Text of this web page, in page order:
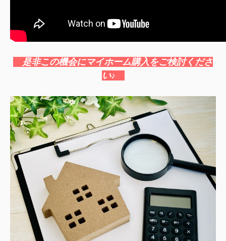
是非この機会にマイホーム購入をご検討くださ
い♪